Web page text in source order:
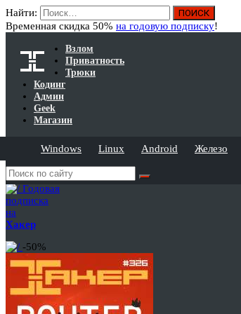
Найти:
Временная скидка 50% на годовую подписку!
Взлом
Приватность
Трюки
Кодинг
Админ
Geek
Магазин
Windows Linux Android Железо
Годовая
подписка
на
Хакер
-50%